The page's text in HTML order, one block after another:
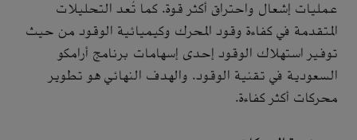
عمليات إشعال واحتراق أكثر قوة. كما تُعد التحليلات
المتقدمة في كفاءة وقود المحرك وكيميائية الوقود من حيث
توفير استهلاك الوقود إحدى إسهامات برنامج أرامكو
السعودية في تقنية الوقود. والهدف النهائي هو تطوير
محركات أكثر كفاءة.